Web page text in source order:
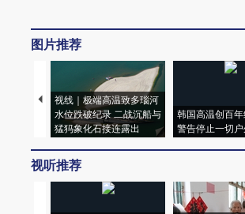
图片推荐
视线｜极端高温致多瑙河
水位跌破纪录 二战沉船与
猛犸象化石接连露出
韩国高温创百
警告停止一切
视听推荐